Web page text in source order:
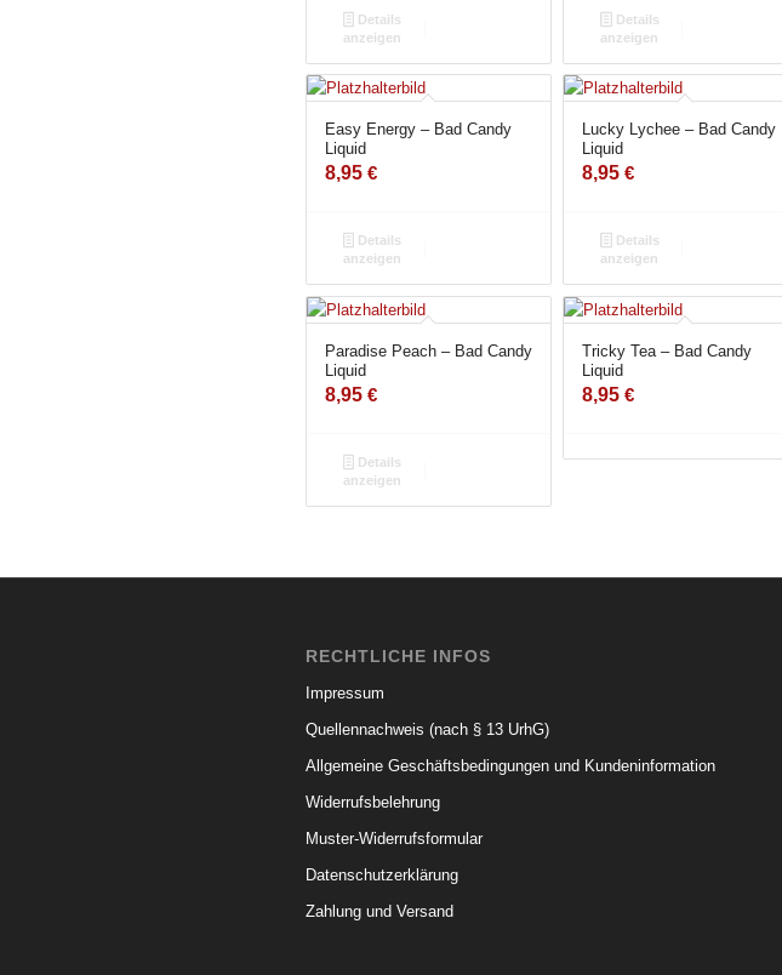
Details
anzeigen
Details
anzeigen
Easy Energy – Bad Candy
Liquid
8,95 €
Details
anzeigen
Lucky Lychee – Bad Candy
Liquid
8,95 €
Details
anzeigen
Paradise Peach – Bad Candy
Liquid
8,95 €
Details
anzeigen
Tricky Tea – Bad Candy
Liquid
8,95 €
RECHTLICHE INFOS
Impressum
Quellennachweis (nach § 13 UrhG)
Allgemeine Geschäftsbedingungen und Kundeninformation
Widerrufsbelehrung
Muster-Widerrufsformular
Datenschutzerklärung
Zahlung und Versand